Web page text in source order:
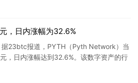
，日内涨幅为32.6%
23btc报道，PYTH（Pyth Network）当
，日内涨幅达到32.6%。该数字资产的行